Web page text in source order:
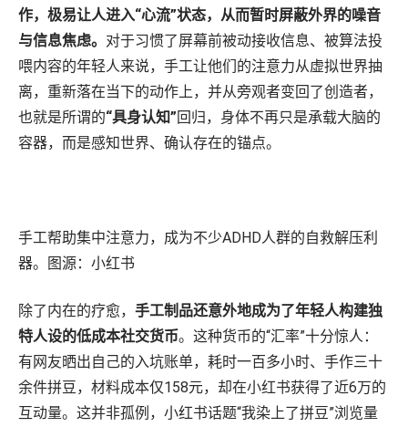
作，极易让人进入“心流”状态，从而暂时屏蔽外界的噪音
与信息焦虑。 对于习惯了屏幕前被动接收信息、被算法投
喂内容的年轻人来说，手工让他们的注意力从虚拟世界抽
离，重新落在当下的动作上，并从旁观者变回了创造者，
也就是所谓的“具身认知”回归，身体不再只是承载大脑的
容器，而是感知世界、确认存在的锚点。
手工帮助集中注意力，成为不少ADHD人群的自救解压利
器。图源：小红书
除了内在的疗愈， 手工制品还意外地成为了年轻人构建独
特人设的低成本社交货币。这种货币的“汇率”十分惊人：
有网友晒出自己的入坑账单，耗时一百多小时、手作三十
余件拼豆，材料成本仅158元，却在小红书获得了近6万的
互动量。这并非孤例，小红书话题“我染上了拼豆”浏览量